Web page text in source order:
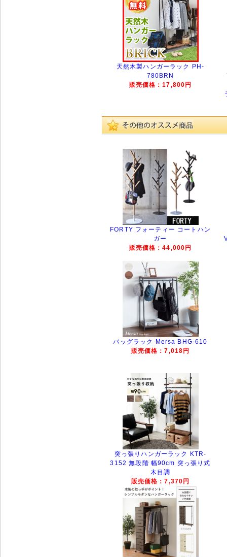
天然木製ハンガーラック PH-
780BRN
販売価格：17,800円
FORTY フォーティー コートハン
ガー
販売価格：44,000円
バッグラック Mersa BHG-610
販売価格：7,018円
突っ張りハンガーラック KTR-
3152 無段階 幅90cm 突っ張り式
木目調
販売価格：7,370円